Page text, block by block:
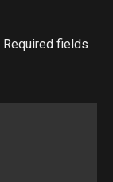
Required fields